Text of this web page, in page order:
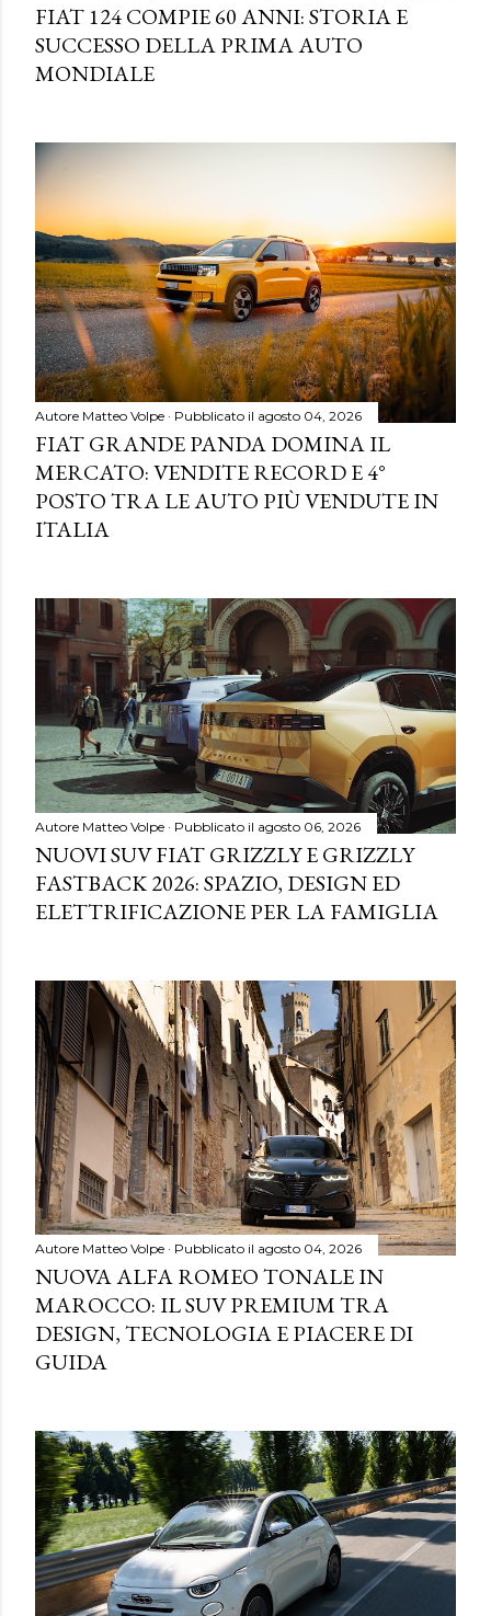
FIAT 124 COMPIE 60 ANNI: STORIA E
SUCCESSO DELLA PRIMA AUTO
MONDIALE
Autore Matteo Volpe Pubblicato il agosto 04, 2026
FIAT GRANDE PANDA DOMINA IL
MERCATO: VENDITE RECORD E 4°
POSTO TRA LE AUTO PIÙ VENDUTE IN
ITALIA
Autore Matteo Volpe Pubblicato il agosto 06, 2026
NUOVI SUV FIAT GRIZZLY E GRIZZLY
FASTBACK 2026: SPAZIO, DESIGN ED
ELETTRIFICAZIONE PER LA FAMIGLIA
Autore Matteo Volpe Pubblicato il agosto 04, 2026
NUOVA ALFA ROMEO TONALE IN
MAROCCO: IL SUV PREMIUM TRA
DESIGN, TECNOLOGIA E PIACERE DI
GUIDA